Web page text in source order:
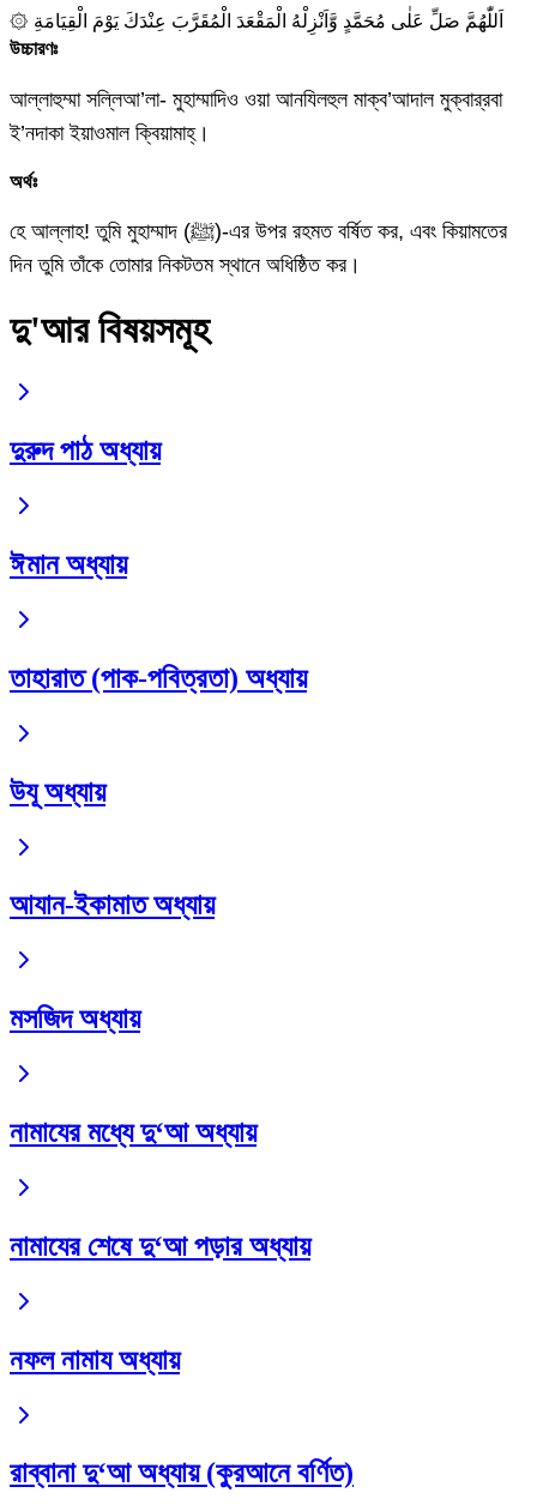
۞ اَللّٰهُمَّ صَلِّ عَلٰى مُحَمَّدٍ وَّاَنْزِلْهُ الْمَقْعَدَ الْمُقَرَّبَ عِنْدَكَ يَوْمَ الْقِيَامَةِ
উচ্চারণঃ
আল্লাহুম্মা সল্লিআ’লা- মুহাম্মাদিও ওয়া আনযিলহুল মাক্ব’আদাল মুক্বার্‌রবা
ই’নদাকা ইয়াওমাল ক্বিয়ামাহ্‌।
অর্থঃ
হে আল্লাহ! তুমি মুহাম্মাদ (ﷺ)-এর উপর রহমত বর্ষিত কর, এবং কিয়ামতের
দিন তুমি তাঁকে তোমার নিকটতম স্থানে অধিষ্ঠিত কর।
দু'আর বিষয়সমূহ
দুরুদ পাঠ অধ্যায়
ঈমান অধ্যায়
তাহারাত (পাক-পবিত্রতা) অধ্যায়
উযূ অধ্যায়
আযান-ইকামাত অধ্যায়
মসজিদ অধ্যায়
নামাযের মধ্যে দু‘আ অধ্যায়
নামাযের শেষে দু‘আ পড়ার অধ্যায়
নফল নামায অধ্যায়
রাব্বানা দু‘আ অধ্যায় (কুরআনে বর্ণিত)